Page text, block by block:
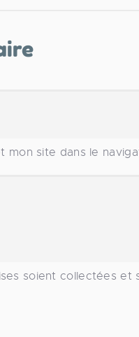
mon site dans le
soient collectées et